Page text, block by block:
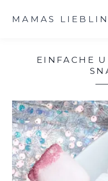
InhaltMAMAS
EINFACHE